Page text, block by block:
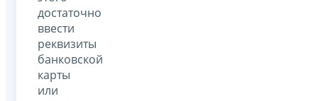
достаточно
ввести
реквизиты
банковской
карты
или